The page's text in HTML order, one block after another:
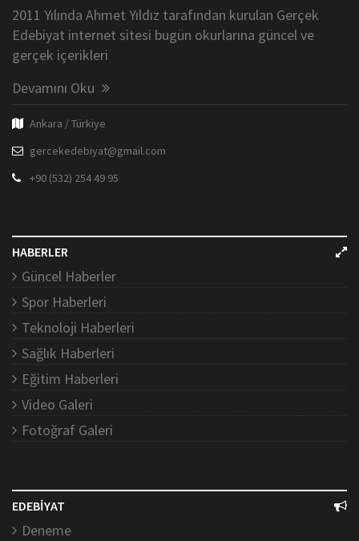
2011 Yılında Ahmet Yıldız tarafından kurulan Gerçek
Edebiyat internet sitesi bugün okurlarına güncel ve
gerçek içerikleri
Devamını Oku
Ankara / Türkiye
gercekedebiyat@gmail.com
+90 (532) 254 49 95
HABERLER
Güncel Haberler
Spor Haberleri
Teknoloji Haberleri
Sağlık Haberleri
Eğitim Haberleri
Video Galeri
Fotoğraf Galeri
EDEBİYAT
Deneme